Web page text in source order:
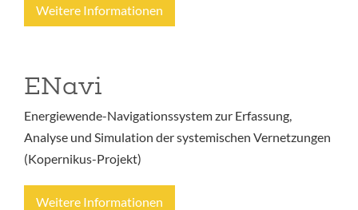
Weitere Informationen
ENavi
Energiewende-Navigationssystem zur Erfassung,
Analyse und Simulation der systemischen Vernetzungen
(Kopernikus-Projekt)
Weitere Informationen